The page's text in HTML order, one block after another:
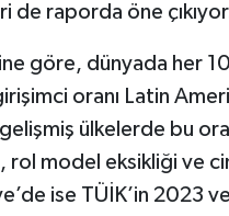
de raporda öne
göre, dünyada her 10
oranı Latin
ülkelerde bu
rol model eksikliği ve
ise TÜİK’in 2023